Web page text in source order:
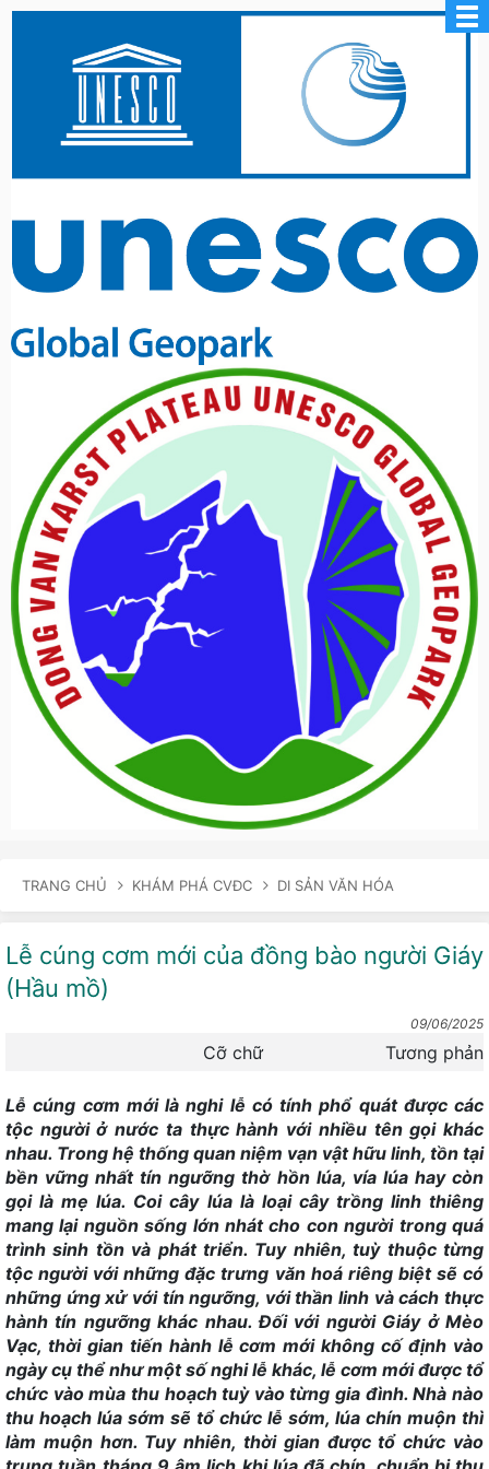
TRANG CHỦ KHÁM PHÁ CVĐC DI SẢN VĂN HÓA
Lễ cúng cơm mới của đồng bào người Giáy
(Hầu mồ)
09/06/2025
Cỡ chữ Tương phản
Lễ cúng cơm mới là nghi lễ có tính phổ quát được các
tộc người ở nước ta thực hành với nhiều tên gọi khác
nhau. Trong hệ thống quan niệm vạn vật hữu linh, tồn tại
bền vững nhất tín ngưỡng thờ hồn lúa, vía lúa hay còn
gọi là mẹ lúa. Coi cây lúa là loại cây trồng linh thiêng
mang lại nguồn sống lớn nhát cho con người trong quá
trình sinh tồn và phát triển. Tuy nhiên, tuỳ thuộc từng
tộc người với những đặc trưng văn hoá riêng biệt sẽ có
những ứng xử với tín ngưỡng, với thần linh và cách thực
hành tín ngưỡng khác nhau. Đối với người Giáy ở Mèo
Vạc, thời gian tiến hành lễ cơm mới không cố định vào
ngày cụ thể như một số nghi lễ khác, lễ cơm mới được tổ
chức vào mùa thu hoạch tuỳ vào từng gia đình. Nhà nào
thu hoạch lúa sớm sẽ tổ chức lễ sớm, lúa chín muộn thì
làm muộn hơn. Tuy nhiên, thời gian được tổ chức vào
Rừng Voọc mũi hếch - Snub-nosed Monkey Forest
Thác núi Ba Tiên - Three Fairy Mountain Stream
Panorama
Toàn cảnh Lũng Hồ - Lung Ho Panorama
Đồn Pháp Đường Thượng - Duong Thuong French Fortress
Rừng chè cổ thụ Ngam La - Ngam La Ancient Forest of Teas
Mỏ Antimon - Mậu Duệ / Mau Due Antimony Mine
Cua chữ M - Snake Pass
Chân trời karst - Karst Horizon
Thiết Giao Long Phá Thạch - Stone Crocodile
Điểm Cực Bắc - Northernmost Point of Vietnam
Cổng trời Quản Bạ - Quan Ba Heaven Gate
Ngọc Bích Nho Quế - Hẻm vực Tu Sản / Emerald Nho Que -